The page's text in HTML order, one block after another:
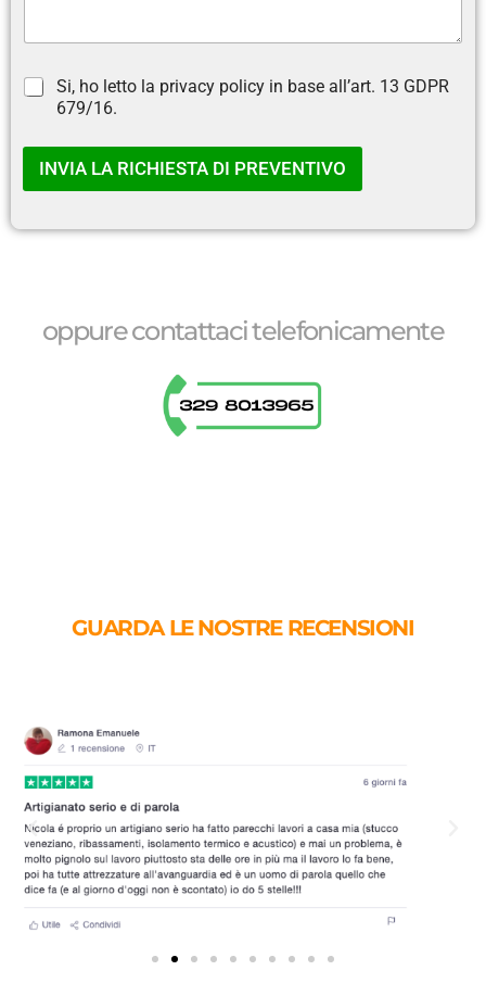
C
e
l
d
Si, ho letto la privacy policy in base all’art. 13 GDPR
679/16.
INVIA LA RICHIESTA DI PREVENTIVO
oppure contattaci telefonicamente
GUARDA LE NOSTRE RECENSIONI